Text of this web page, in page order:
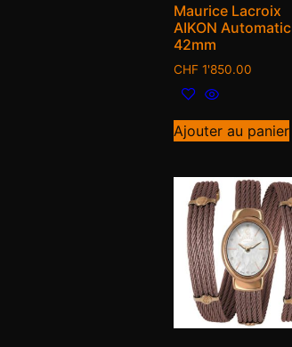
Maurice Lacroix
AIKON Automatic
42mm
CHF 1'850.00
Ajouter au panier